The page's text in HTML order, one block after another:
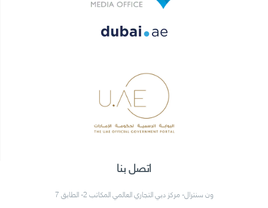
اتصل بنا
ون سنترال- مركز دبي التجاري العالمي المكاتب 2- الطابق 7